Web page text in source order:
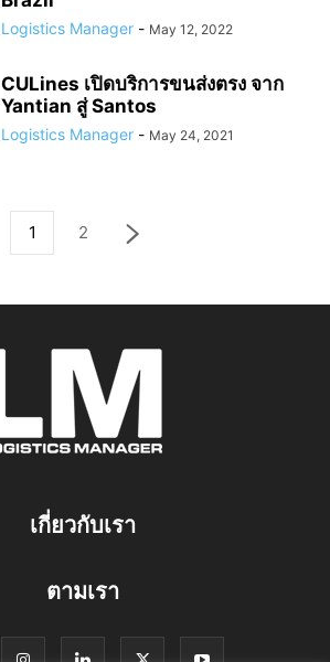
Logistics Manager - May 12, 2022
CULines เปิดบริการขนส่งตรง จาก
Yantian สู่ Santos
Logistics Manager - May 24, 2021
1 2
เกี่ยวกับเรา
ตามเรา